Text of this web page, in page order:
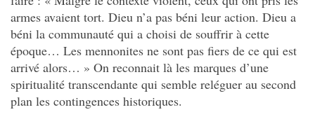
armes avaient tort. Dieu n’a pas béni leur action. Dieu a
béni la communauté qui a choisi de souffrir à cette
époque… Les mennonites ne sont pas fiers de ce qui est
arrivé alors… » On reconnait là les marques d’une
spiritualité transcendante qui semble reléguer au second
plan les contingences historiques.